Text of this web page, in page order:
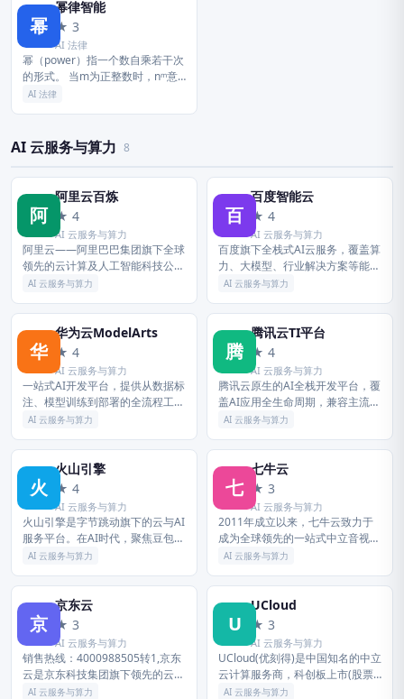
幂
幂律智能
★ 3
AI 法律
幂（power）指一个数自乘若干次
的形式。 当m为正整数时，nᵐ意
义为m个n相乘。 当m为小数时，
AI 法律
AI 云服务与算力 8
阿
阿里云百炼
★ 4
AI 云服务与算力
阿里云——阿里巴巴集团旗下全球
领先的云计算及人工智能科技公司
之一。 提供全栈云服务，包括弹
储方案，以及AI大模型、向量检
索、...
AI 云服务与算力
百
百度智能云
★ 4
AI 云服务与算力
百度旗下全栈式AI云服务，覆盖算
力、大模型、行业解决方案等能
力，为企业提供从开发到落地的全
AI 云服务与算力
华
华为云ModelArts
★ 4
AI 云服务与算力
一站式AI开发平台，提供从数据标
注、模型训练到部署的全流程工
具，支持多框架、大模型定制，降
AI 云服务与算力
腾
腾讯云TI平台
★ 4
AI 云服务与算力
腾讯云原生的AI全栈开发平台，覆
盖AI应用全生命周期，兼容主流开
发框架，提供低代码开发、大模型
用。
AI 云服务与算力
火
火山引擎
★ 4
AI 云服务与算力
火山引擎是字节跳动旗下的云与AI
服务平台。在AI时代，聚焦豆包大
模型和AI云原生技术，为企业提供
务，助力企业AI转型与...
AI 云服务与算力
七
七牛云
★ 3
AI 云服务与算力
2011年成立以来，七牛云致力于
成为全球领先的一站式中立音视频
云+AI服务商，围绕数字化浪潮下
边一体化能力和低代码能力，持
续...
AI 云服务与算力
京
京东云
★ 3
AI 云服务与算力
销售热线：4000988505转1,京东
云是京东科技集团旗下领先的云计
算品牌，依托于京东科技集团在人
AI 云服务与算力
U
UCloud
★ 3
AI 云服务与算力
UCloud(优刻得)是中国知名的中立
云计算服务商，科创板上市(股票
代码：688158)，中国云计算第一
AI 云服务与算力